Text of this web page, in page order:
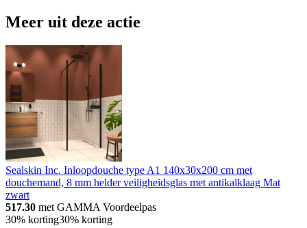
Meer uit deze actie
Sealskin Inc. Inloopdouche type A1 140x30x200 cm met
douchemand, 8 mm helder veiligheidsglas met antikalklaag Mat
zwart
517.30 met GAMMA Voordeelpas
30% korting30% korting